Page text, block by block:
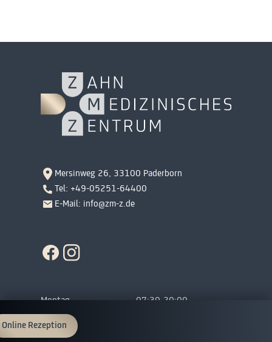
Online Rezeption
Mersinweg 26, 33100 Paderborn
Tel: +49-05251-64400
E-Mail: info@zm-z.de
Montag
07:30-20:00
Dienstag
Mittwoch